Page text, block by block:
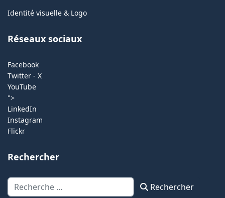
Identité visuelle & Logo
Réseaux sociaux
Facebook
Twitter - X
YouTube
">
LinkedIn
Instagram
Flickr
Rechercher
Rechercher Rechercher